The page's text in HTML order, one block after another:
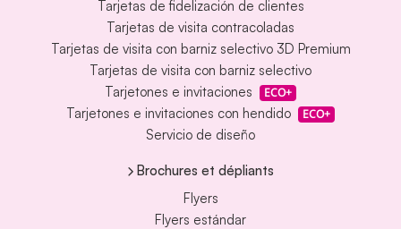
Tarjetas de fidelización de clientes
Tarjetas de visita contracoladas
Tarjetas de visita con barniz selectivo 3D Premium
Tarjetas de visita con barniz selectivo
Tarjetones e invitaciones
ECO+
Tarjetones e invitaciones con hendido ECO+
Servicio de diseño
Brochures et dépliants
Flyers
Flyers estándar